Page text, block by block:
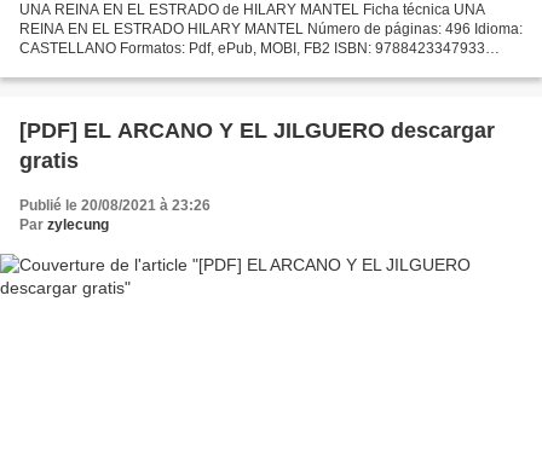
UNA REINA EN EL ESTRADO de HILARY MANTEL Ficha técnica UNA
REINA EN EL ESTRADO HILARY MANTEL Número de páginas: 496 Idioma:
CASTELLANO Formatos: Pdf, ePub, MOBI, FB2 ISBN: 9788423347933
[PDF] EL ARCANO Y EL JILGUERO descargar
gratis
Publié le 20/08/2021 à 23:26
Par zylecung